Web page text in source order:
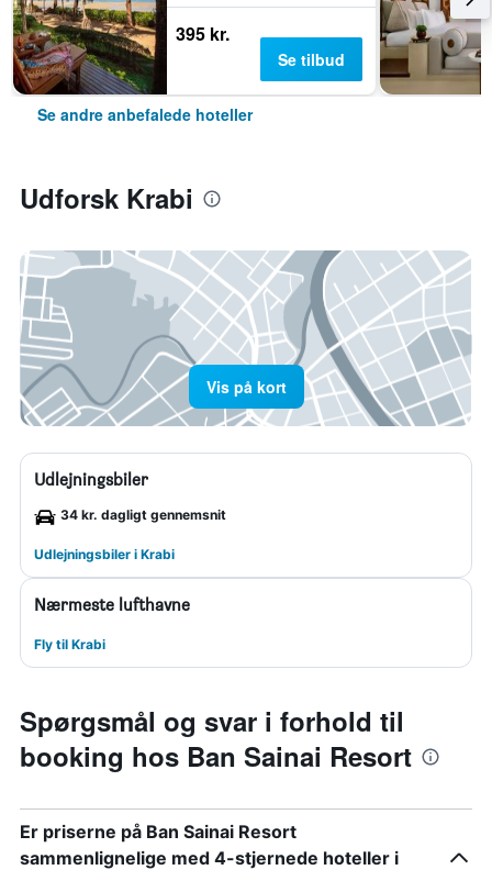
395 kr.
Se tilbud
Se andre anbefalede hoteller
Udforsk Krabi
Vis på kort
Udlejningsbiler
34 kr. dagligt gennemsnit
Udlejningsbiler i Krabi
Nærmeste lufthavne
Fly til Krabi
Spørgsmål og svar i forhold til
booking hos Ban Sainai Resort
Er priserne på Ban Sainai Resort
sammenlignelige med 4-stjernede hoteller i